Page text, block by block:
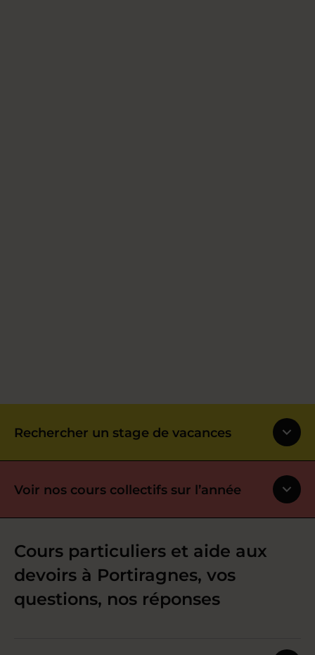
Rechercher un stage de vacances
Voir nos cours collectifs sur l’année
Cours particuliers et aide aux
devoirs à Portiragnes, vos
questions, nos réponses